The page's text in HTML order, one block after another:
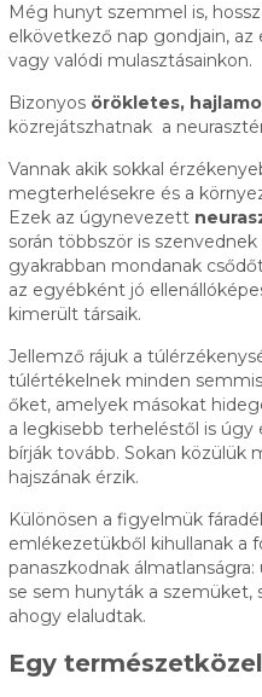
Még hunyt szemmel is,
elkövetkező nap gondjain,
vagy valódi mulasztásainkon.
Bizonyos örökletes,
közrejátszhatnak a
Vannak akik sokkal
megterhelésekre és a
Ezek az úgynevezett
során többször is
gyakrabban mondanak
az egyébként jó
kimerült társaik.
Jellemző rájuk a
túlértékelnek minden
őket, amelyek másokat
a legkisebb terheléstől is úgy
bírják tovább. Sokan közülük
hajszának érzik.
Különösen a figyelmük
emlékezetükből kihullanak a
panaszkodnak
se sem hunyták a szemüket,
ahogy elaludtak.
Egy